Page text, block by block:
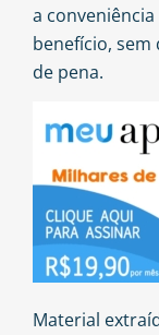
a
benefício, sem
de pena.
Material